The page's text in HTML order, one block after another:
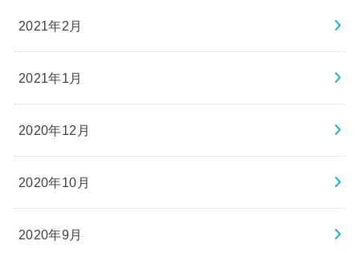
2021年2月
2021年1月
2020年12月
2020年10月
2020年9月